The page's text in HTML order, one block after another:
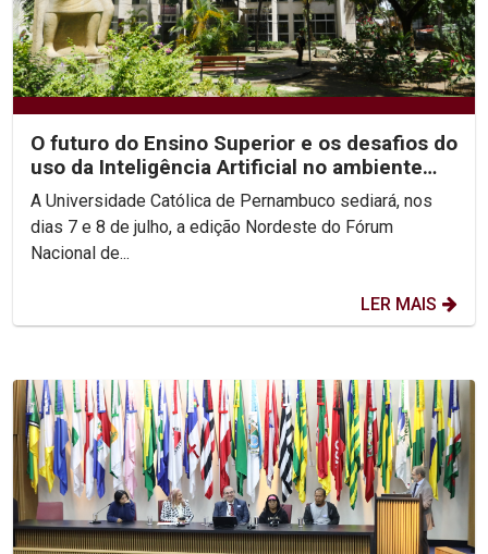
O futuro do Ensino Superior e os desafios do
uso da Inteligência Artificial no ambiente
acadêmico...
A Universidade Católica de Pernambuco sediará, nos
dias 7 e 8 de julho, a edição Nordeste do Fórum
Nacional de...
LER MAIS